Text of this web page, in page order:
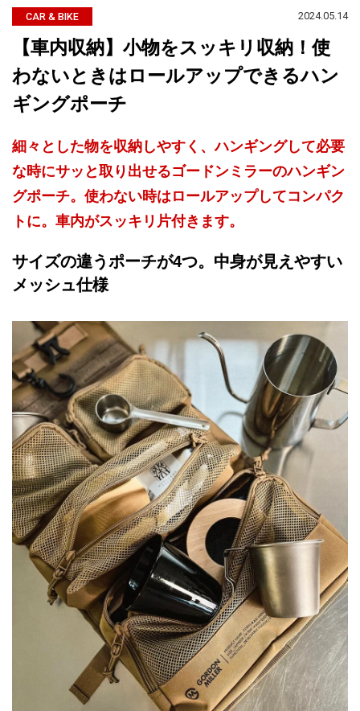
CAR & BIKE 2024.05.14
【車内収納】小物をスッキリ収納！使
わないときはロールアップできるハン
ギングポーチ
細々とした物を収納しやすく、ハンギングして必要
な時にサッと取り出せるゴードンミラーのハンギン
グポーチ。使わない時はロールアップしてコンパク
トに。車内がスッキリ片付きます。
サイズの違うポーチが4つ。中身が見えやすい
メッシュ仕様